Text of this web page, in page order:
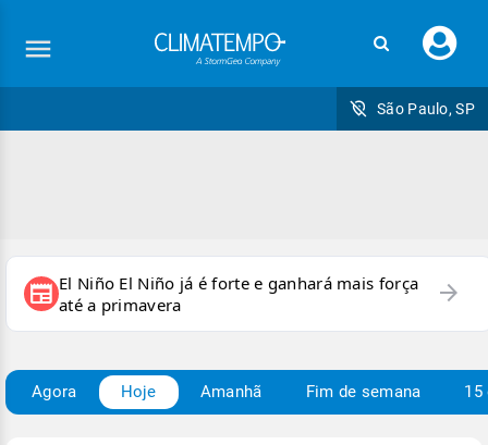
seu
São Paulo, SP
newspaper El Niño El Niño já é forte e ganhará mais força
até a primavera
arrow_forward
Agora Hoje Amanhã Fim de semana 15